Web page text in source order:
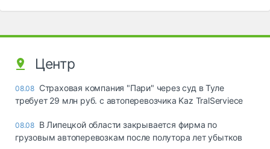
Центр
08.08 Страховая компания "Пари" через суд в Туле
требует 29 млн руб. с автоперевозчика Kaz TralServiece
08.08 В Липецкой области закрывается фирма по
грузовым автоперевозкам после полутора лет убытков